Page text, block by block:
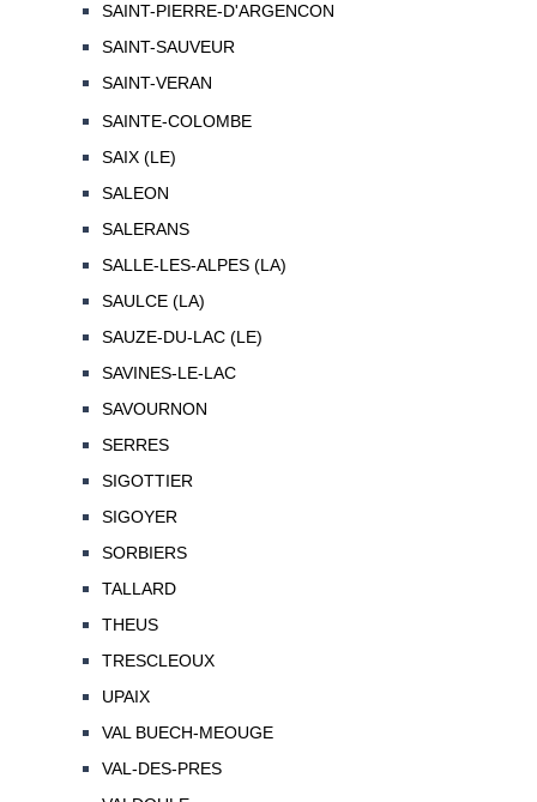
SAINT-PIERRE-D'ARGENCON
SAINT-SAUVEUR
SAINT-VERAN
SAINTE-COLOMBE
SAIX (LE)
SALEON
SALERANS
SALLE-LES-ALPES (LA)
SAULCE (LA)
SAUZE-DU-LAC (LE)
SAVINES-LE-LAC
SAVOURNON
SERRES
SIGOTTIER
SIGOYER
SORBIERS
TALLARD
THEUS
TRESCLEOUX
UPAIX
VAL BUECH-MEOUGE
VAL-DES-PRES